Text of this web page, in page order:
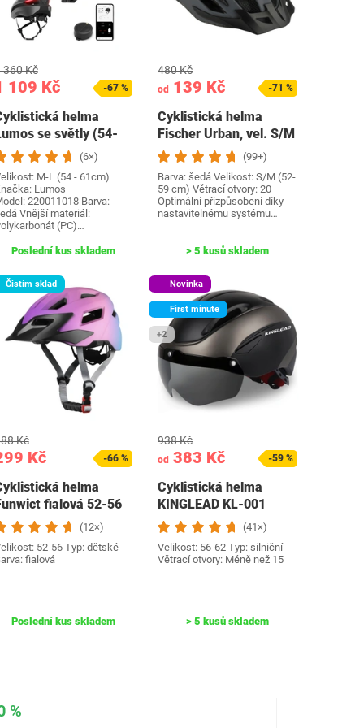
109 Kč
360 Kč
-67 %
helma
se světly (54-
(6×)
M-L (54 - 61cm)
Lumos
220011018 Barva:
Vnější materiál:
(PC)…
Poslední kus skladem
od 139 Kč
480 Kč
-71 %
Cyklistická helma
Fischer Urban, vel. S/M
(99+)
Barva: šedá Velikost: S/M (52-
59 cm) Větrací otvory: 20
Optimální přizpůsobení díky
nastavitelnému systému…
> 5 kusů skladem
Čistím sklad
Kč
Kč
-66 %
helma
fialová 52-56
(12×)
52-56 Typ: dětské
fialová
Poslední kus skladem
Novinka
First minute
+2
od 383 Kč
938 Kč
-59 %
Cyklistická helma
KINGLEAD KL-001
šedá
(41×)
Velikost: 56-62 Typ: silniční
Větrací otvory: Méně než 15
> 5 kusů skladem
%